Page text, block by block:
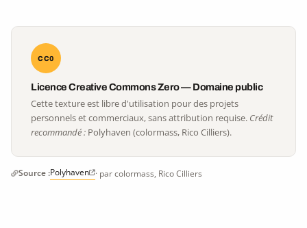
CC0
Licence Creative Commons Zero — Domaine public
Cette texture est libre d'utilisation pour des projets
personnels et commerciaux, sans attribution requise. Crédit
recommandé : Polyhaven (colormass, Rico Cilliers).
Source :Polyhaven · par colormass, Rico Cilliers